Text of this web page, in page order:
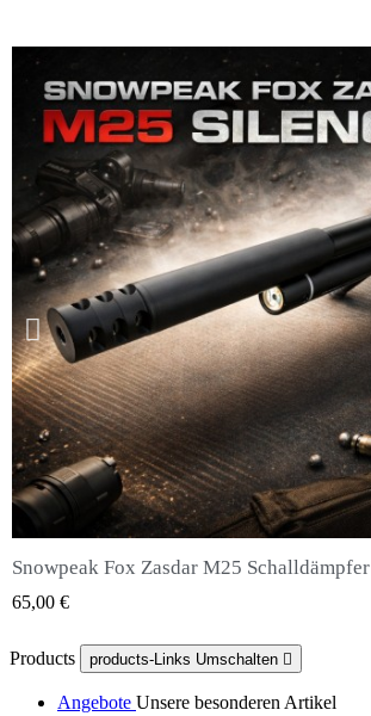
QUICK VIEW
Snowpeak Fox Zasdar M25 Schalldämpfer
65,00 €
Products products-Links Umschalten 
Angebote Unsere besonderen Artikel